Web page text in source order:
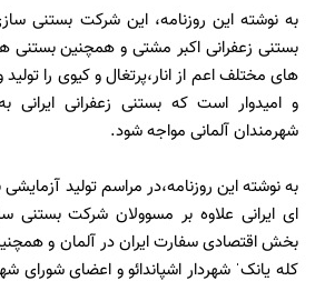
به نوشته این روزنامه، این شرکت بستنی
بستنی زعفرانی اکبر مشتی و همچنین بستنی
های مختلف اعم از انار،پرتغال و کیوی را
و امیدوار است که بستنی زعفرانی
شهرمندان آلمانی مواجه شود.
به نوشته این روزنامه،در مراسم تولید
ای ایرانی علاوه بر مسوولان شرکت بستنی
بخش اقتصادی سفارت ایران در آلمان و
کله یانکˈ شهردار اشپاندائو و اعضای شورای